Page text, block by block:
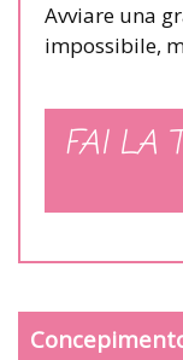
Avviare una
impossibile,
FAI LA